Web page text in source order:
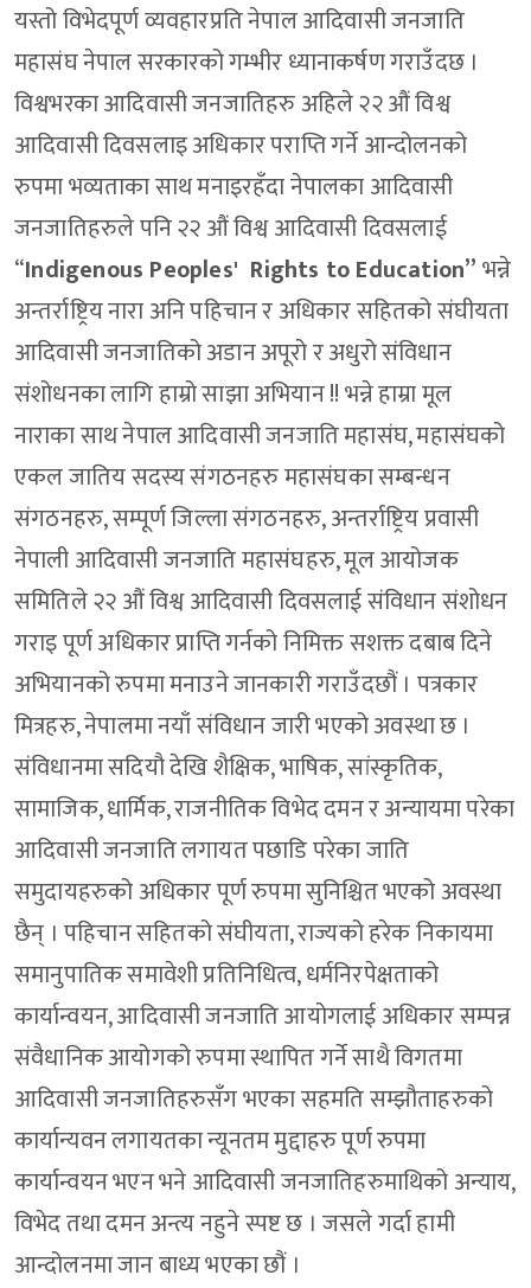
यस्तो विभेदपूर्ण व्यवहारप्रति नेपाल आदिवासी जनजाति
महासंघ नेपाल सरकारको गम्भीर ध्यानाकर्षण गराउँदछ ।
विश्वभरका आदिवासी जनजातिहरु अहिले २२ औं विश्व
आदिवासी दिवसलाइ अधिकार पराप्ति गर्ने आन्दोलनको
रुपमा भव्यताका साथ मनाइरहँदा नेपालका आदिवासी
जनजातिहरुले पनि २२ औं विश्व आदिवासी दिवसलाई
“Indigenous Peoples' Rights to Education”भन्ने
अन्तर्राष्ट्रिय नारा अनि पहिचान र अधिकार सहितको संघीयता
आदिवासी जनजातिको अडान अपूरो र अधुरो संविधान
संशोधनका लागि हाम्रो साझा अभियान !! भन्ने हाम्रा मूल
नाराका साथ नेपाल आदिवासी जनजाति महासंघ, महासंघको
एकल जातिय सदस्य संगठनहरु महासंघका सम्बन्धन
संगठनहरु, सम्पूर्ण जिल्ला संगठनहरु, अन्तर्राष्ट्रिय प्रवासी
नेपाली आदिवासी जनजाति महासंघहरु, मूल आयोजक
समितिले २२ औं विश्व आदिवासी दिवसलाई संविधान संशोधन
गराइ पूर्ण अधिकार प्राप्ति गर्नको निमिक्त सशक्त दबाब दिने
अभियानको रुपमा मनाउने जानकारी गराउँदछौं । पत्रकार
मित्रहरु, नेपालमा नयाँ संविधान जारी भएको अवस्था छ ।
संविधानमा सदियौ देखि शैक्षिक, भाषिक, सांस्कृतिक,
सामाजिक, धार्मिक, राजनीतिक विभेद दमन र अन्यायमा परेका
आदिवासी जनजाति लगायत पछाडि परेका जाति
समुदायहरुको अधिकार पूर्ण रुपमा सुनिश्चित भएको अवस्था
छैन् । पहिचान सहितको संघीयता, राज्यको हरेक निकायमा
समानुपातिक समावेशी प्रतिनिधित्व, धर्मनिरपेक्षताको
कार्यान्वयन, आदिवासी जनजाति आयोगलाई अधिकार सम्पन्न
संवैधानिक आयोगको रुपमा स्थापित गर्ने साथै विगतमा
आदिवासी जनजातिहरुसँग भएका सहमति सम्झौताहरुको
कार्यान्यवन लगायतका न्यूनतम मुद्दाहरु पूर्ण रुपमा
कार्यान्वयन भएन भने आदिवासी जनजातिहरुमाथिको अन्याय,
विभेद तथा दमन अन्त्य नहुने स्पष्ट छ । जसले गर्दा हामी
आन्दोलनमा जान बाध्य भएका छौं ।